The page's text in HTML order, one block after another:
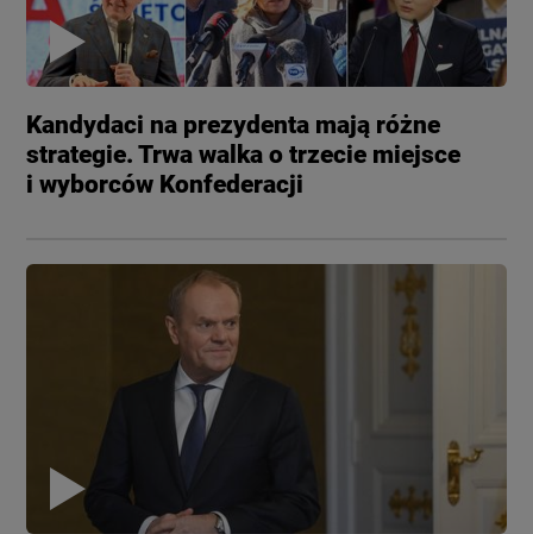
Kandydaci na prezydenta mają różne
strategie. Trwa walka o trzecie miejsce
i wyborców Konfederacji